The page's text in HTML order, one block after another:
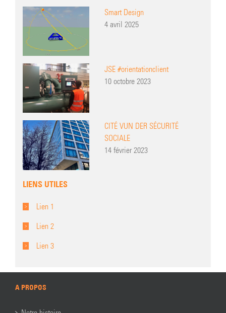
Smart Design
4 avril 2025
JSE #orientationclient
10 octobre 2023
CITÉ VUN DER SÉCURITÉ
SOCIALE
14 février 2023
LIENS UTILES
Lien 1
Lien 2
Lien 3
A PROPOS